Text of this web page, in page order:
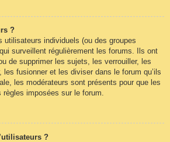
?
utilisateurs individuels (ou des groupes
surveillent régulièrement les forums. Ils ont
de supprimer les sujets, les verrouiller, les
les fusionner et les diviser dans le forum qu’ils
les modérateurs sont présents pour que les
imposées sur le forum.
?